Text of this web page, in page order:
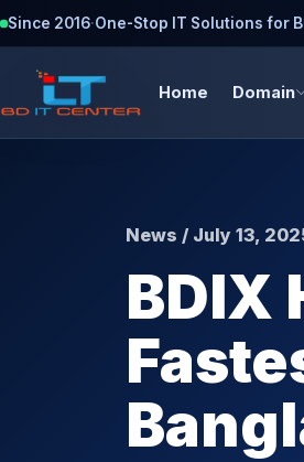
Since 2016·One-Stop IT Solutions for
Home Domain
News / July 13,
BDIX